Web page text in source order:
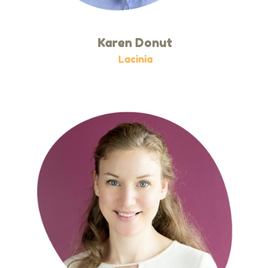
Karen Donut
Lacinia